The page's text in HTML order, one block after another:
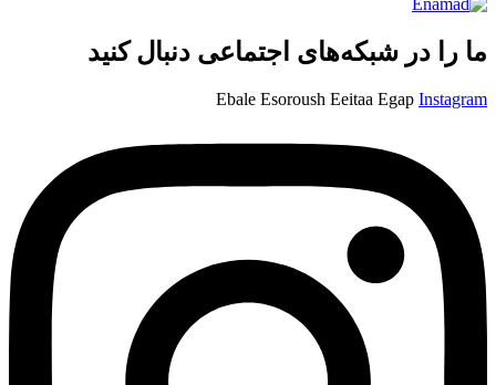
ما را در شبکه‌های اجتماعی دنبال کنید
Ebale Esoroush Eeitaa Egap Instagram